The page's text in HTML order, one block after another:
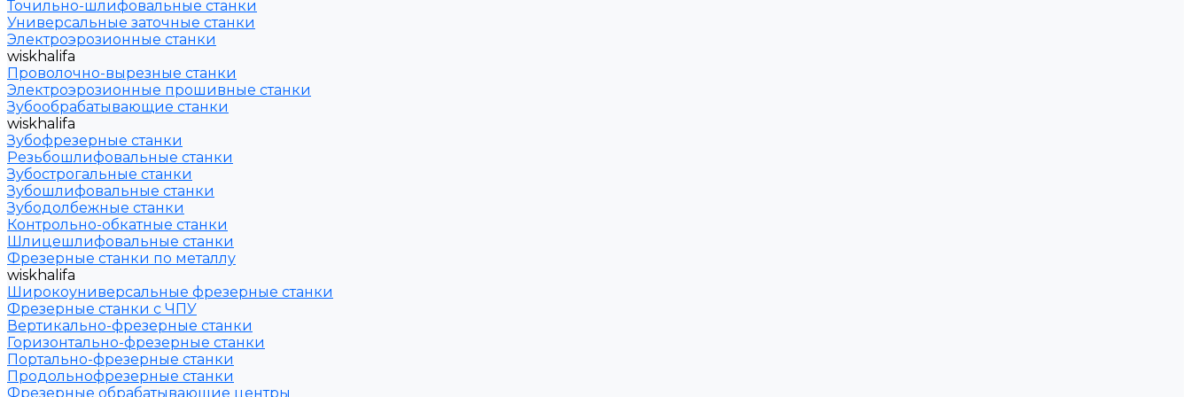
Точильно-шлифовальные станки
Универсальные заточные станки
Электроэрозионные станки
wiskhalifa
Проволочно-вырезные станки
Электроэрозионные прошивные станки
Зубообрабатывающие станки
wiskhalifa
Зубофрезерные станки
Резьбошлифовальные станки
Зубострогальные станки
Зубошлифовальные станки
Зубодолбежные станки
Контрольно-обкатные станки
Шлицешлифовальные станки
Фрезерные станки по металлу
wiskhalifa
Широкоуниверсальные фрезерные станки
Фрезерные станки с ЧПУ
Вертикально-фрезерные станки
Горизонтально-фрезерные станки
Портально-фрезерные станки
Продольнофрезерные станки
Фрезерные обрабатывающие центры